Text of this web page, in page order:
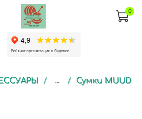
0
... Сумки MUUD